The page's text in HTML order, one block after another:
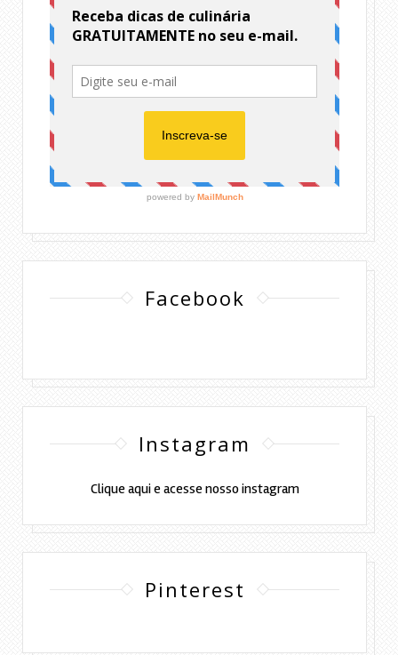
Facebook
Instagram
Clique aqui e acesse nosso instagram
Pinterest